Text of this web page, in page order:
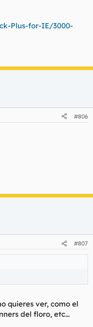
Plus-for-IE/3000-
#806
#807
quieres ver, como el
del floro, etc...